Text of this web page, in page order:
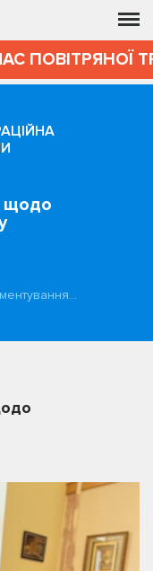
ПОВІТРЯНОЇ
щодо